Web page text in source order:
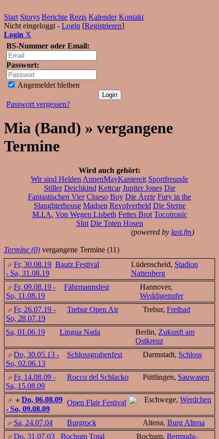
Start Storys Berichte Rezis Kalender Kontakt
Nicht eingeloggt - Login [Registrieren]
Login X
BS-Nummer oder Email:
Passwort:
Angemeldet bleiben
Passwort vergessen?
Mia (Band) » vergangene
Termine
Wird auch gehört:
Wir sind Helden AnnenMayKantereit Sportfreunde
Stiller Deichkind Kettcar Jupiter Jones Die
Fantastischen Vier Clueso Boy Die Ärzte Fury in the
Slaughterhouse Madsen Revolverheld Die Sterne
M.I.A. Von Wegen Lisbeth Fettes Brot Tocotronic
Slut Die Toten Hosen
(powered by last.fm)
Termine (0) vergangene Termine (11)
Fr, 30.08.19
- Sa, 31.08.19
Bautz Festival Lüdenscheid, Stadion
Nattenberg
Fr, 09.08.19 -
So, 11.08.19
Fährmannsfest
Hannover,
Weddigenufer
Fr, 26.07.19 -
So, 28.07.19
Trebur Open Air Trebur, Freibad
Sa, 01.06.19 Lingua Nada Berlin, Zukunft am
Ostkreuz
Do, 30.05.13 -
So, 02.06.13
Schlossgrabenfest Darmstadt, Schloss
Fr, 14.08.09 -
Sa, 15.08.09
Rocco del Schlacko Püttlingen, Sauwasen
Do, 06.08.09
- So, 09.08.09
Open Flair Festival Eschwege, Werdchen
Sa, 24.07.04 Burgrock Altena, Burg Altena
Do, 31.07.03
Bochum Total Bochum,Bermuda-